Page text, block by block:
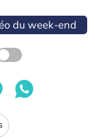
du week-end